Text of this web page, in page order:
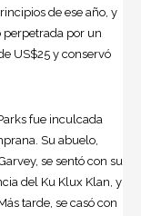
de ese año, y
perpetrada por un
US$25 y conservó
fue inculcada
Su abuelo,
se sentó con su
del Ku Klux Klan, y
tarde, se casó con